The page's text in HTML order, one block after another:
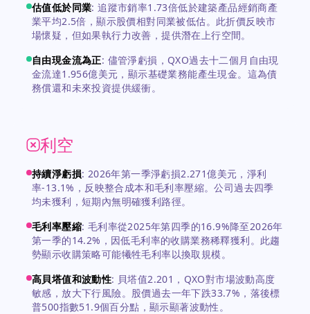
估值低於同業:追蹤市銷率1.73倍低於建築產品經銷商產
業平均2.5倍，顯示股價相對同業被低估。此折價反映市
場懷疑，但如果執行力改善，提供潛在上行空間。
自由現金流為正: 儘管淨虧損，QXO過去十二個月自由現
金流達1.956億美元，顯示基礎業務能產生現金。這為債
務償還和未來投資提供緩衝。
利空
持續淨虧損: 2026年第一季淨虧損2.271億美元，淨利
率-13.1%，反映整合成本和毛利率壓縮。公司過去四季
均未獲利，短期內無明確獲利路徑。
毛利率壓縮: 毛利率從2025年第四季的16.9%降至2026年
第一季的14.2%，因低毛利率的收購業務稀釋獲利。此趨
勢顯示收購策略可能犧牲毛利率以換取規模。
高貝塔值和波動性: 貝塔值2.201，QXO對市場波動高度
敏感，放大下行風險。股價過去一年下跌33.7%，落後標
普500指數51.9個百分點，顯示顯著波動性。